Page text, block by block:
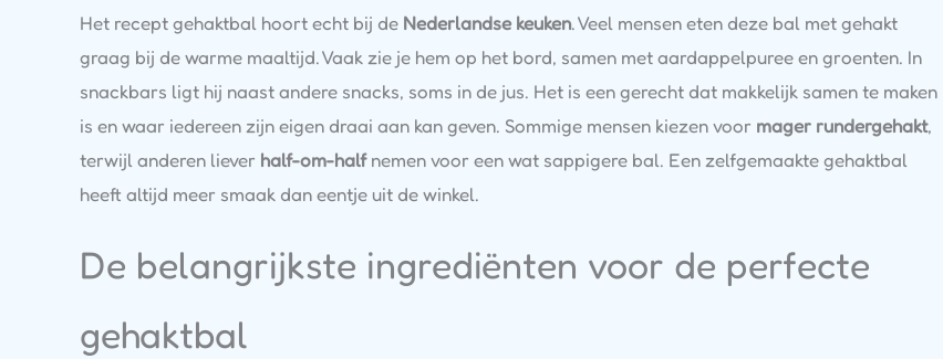
Het recept gehaktbal hoort echt bij de Nederlandse keuken. Veel mensen eten deze bal met gehakt
graag bij de warme maaltijd. Vaak zie je hem op het bord, samen met aardappelpuree en groenten. In
snackbars ligt hij naast andere snacks, soms in de jus. Het is een gerecht dat makkelijk samen te maken
is en waar iedereen zijn eigen draai aan kan geven. Sommige mensen kiezen voor mager rundergehakt,
terwijl anderen liever half-om-halfnemen voor een wat sappigere bal. Een zelfgemaakte gehaktbal
heeft altijd meer smaak dan eentje uit de winkel.
De belangrijkste ingrediënten voor de perfecte
gehaktbal